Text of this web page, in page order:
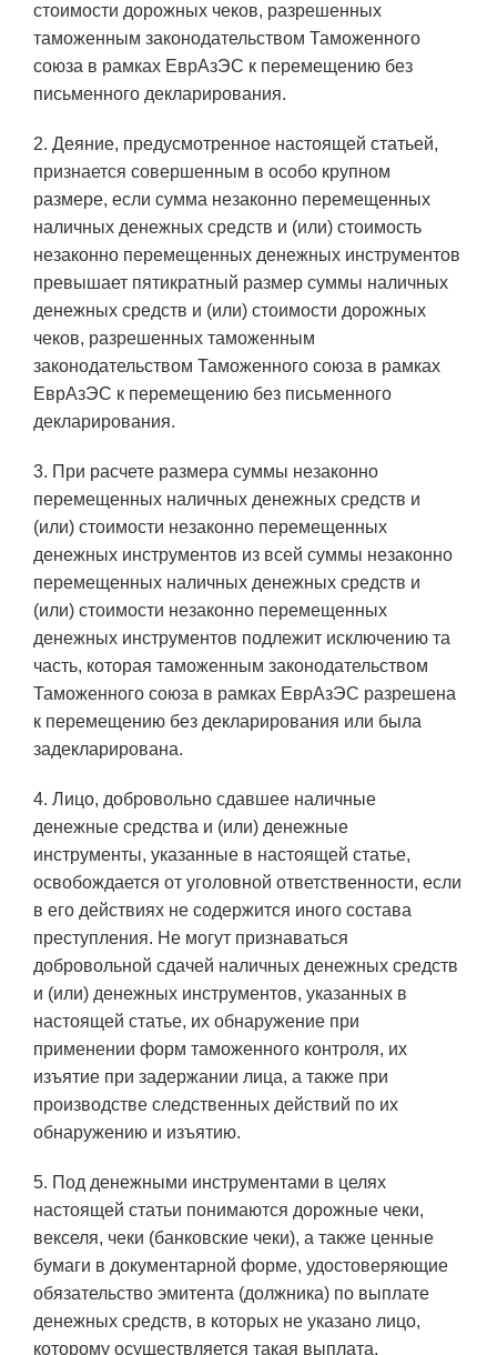
стоимости дорожных чеков, разрешенных
таможенным законодательством Таможенного
союза в рамках ЕврАзЭС к перемещению без
письменного декларирования.
2. Деяние, предусмотренное настоящей статьей,
признается совершенным в особо крупном
размере, если сумма незаконно перемещенных
наличных денежных средств и (или) стоимость
незаконно перемещенных денежных инструментов
превышает пятикратный размер суммы наличных
денежных средств и (или) стоимости дорожных
чеков, разрешенных таможенным
законодательством Таможенного союза в рамках
ЕврАзЭС к перемещению без письменного
декларирования.
3. При расчете размера суммы незаконно
перемещенных наличных денежных средств и
(или) стоимости незаконно перемещенных
денежных инструментов из всей суммы незаконно
перемещенных наличных денежных средств и
(или) стоимости незаконно перемещенных
денежных инструментов подлежит исключению та
часть, которая таможенным законодательством
Таможенного союза в рамках ЕврАзЭС разрешена
к перемещению без декларирования или была
задекларирована.
4. Лицо, добровольно сдавшее наличные
денежные средства и (или) денежные
инструменты, указанные в настоящей статье,
освобождается от уголовной ответственности, если
в его действиях не содержится иного состава
преступления. Не могут признаваться
добровольной сдачей наличных денежных средств
и (или) денежных инструментов, указанных в
настоящей статье, их обнаружение при
применении форм таможенного контроля, их
изъятие при задержании лица, а также при
производстве следственных действий по их
обнаружению и изъятию.
5. Под денежными инструментами в целях
настоящей статьи понимаются дорожные чеки,
векселя, чеки (банковские чеки), а также ценные
бумаги в документарной форме, удостоверяющие
обязательство эмитента (должника) по выплате
денежных средств, в которых не указано лицо,
которому осуществляется такая выплата.